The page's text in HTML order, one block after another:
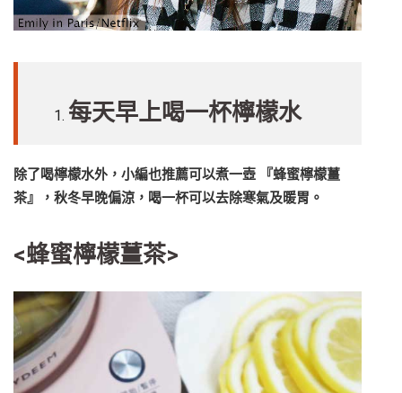
每天早上喝一杯檸檬水
除了喝檸檬水外，小編也推薦可以煮一壺 『蜂蜜檸檬薑
茶』，秋冬早晚偏涼，喝一杯可以去除寒氣及暖胃。
<蜂蜜檸檬薑茶>